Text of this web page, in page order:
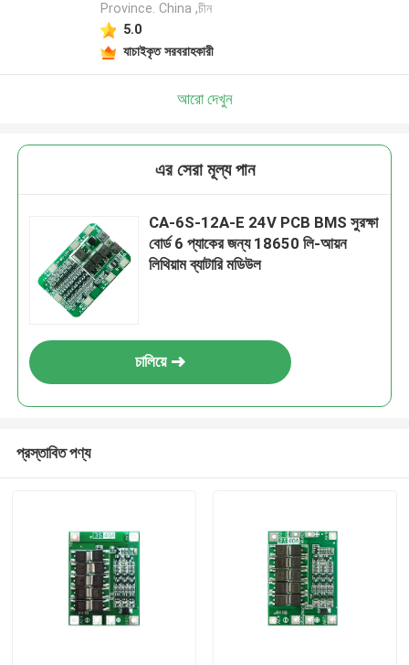
একটি বার্তা রেখে যান
জমা দিন
Province. China ,চীন
5.0
যাচাইকৃত সরবরাহকারী
আরো দেখুন
এর সেরা মূল্য পান
CA-6S-12A-E 24V PCB BMS সুরক্ষা
বোর্ড 6 প্যাকের জন্য 18650 লি-আয়ন
লিথিয়াম ব্যাটারি মডিউল
চালিয়ে
প্রস্তাবিত পণ্য